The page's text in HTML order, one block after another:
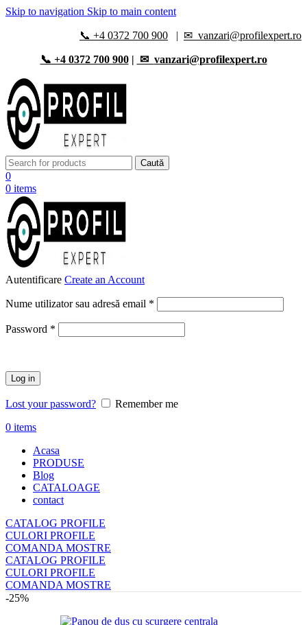
Skip to navigation Skip to main content
📞 +4 0372 700 900 | ✉ vanzari@profilexpert.ro
📞 +4 0372 700 900| ✉︎ vanzari@profilexpert.ro
Caută
0
0 items
Autentificare Create an Account
Nume utilizator sau adresă email *
Password *
Log in
Lost your password?
Remember me
0 items
Acasa
PRODUSE
Blog
CATALOAGE
contact
CATALOG PROFILE
CULORI PROFILE
COMANDA MOSTRE
CATALOG PROFILE
CULORI PROFILE
COMANDA MOSTRE
-25%